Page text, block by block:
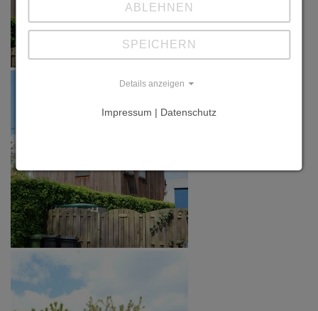
ABLEHNEN
SPEICHERN
Details anzeigen
Impressum | Datenschutz